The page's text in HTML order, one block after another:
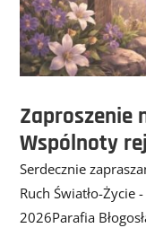
Zaproszenie
Wspólnoty
Serdecznie
Ruch Światło-Życie
2026Parafia